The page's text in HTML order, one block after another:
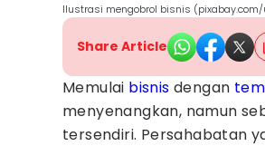
Ilustrasi mengobrol bisnis (pixabay.com/
Share Article
Memulai bisnis dengan
menyenangkan, namun
tersendiri. Persahabatan